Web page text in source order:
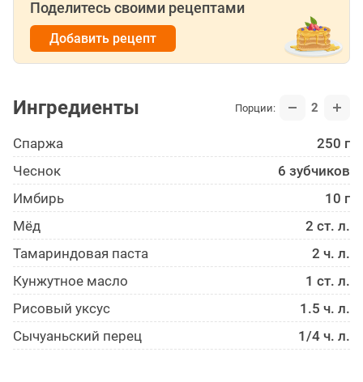
Поделитесь своими рецептами
Добавить рецепт
Ингредиенты Порции: 2
Спаржа
250 г
Чеснок
6 зубчиков
Имбирь
10 г
Мёд
2 ст. л.
Тамариндовая паста
2 ч. л.
Кунжутное масло
1 ст. л.
Рисовый уксус
1.5 ч. л.
Сычуаньский перец
1/4 ч. л.